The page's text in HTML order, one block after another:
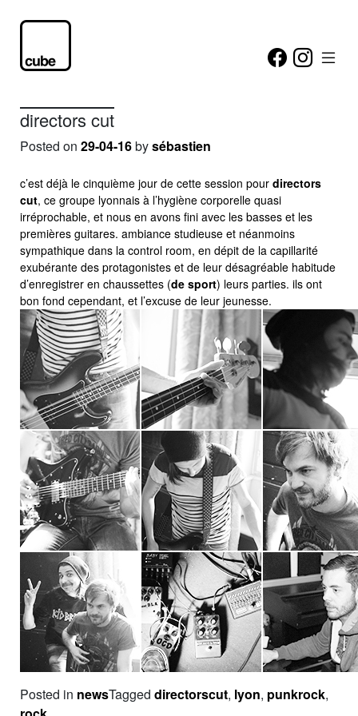
directors cut
Posted on 29-04-16bysébastien
c’est déjà le cinquième jour de cette session pour directors
cut, ce groupe lyonnais à l’hygiène corporelle quasi
irréprochable, et nous en avons fini avec les basses et les
premières guitares. ambiance studieuse et néanmoins
sympathique dans la control room, en dépit de la capillarité
exubérante des protagonistes et de leur désagréable habitude
d’enregistrer en chaussettes (de sport) leurs parties. ils ont
bon fond cependant, et l’excuse de leur jeunesse.
Posted in newsTagged directorscut, lyon, punkrock,